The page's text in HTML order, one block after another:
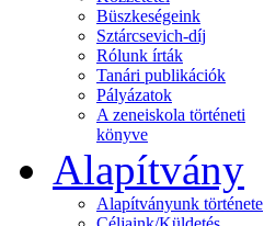
Büszkeségeink
Sztárcsevich-díj
Rólunk írták
Tanári publikációk
Pályázatok
A zeneiskola történeti
könyve
Alapítvány
Alapítványunk története